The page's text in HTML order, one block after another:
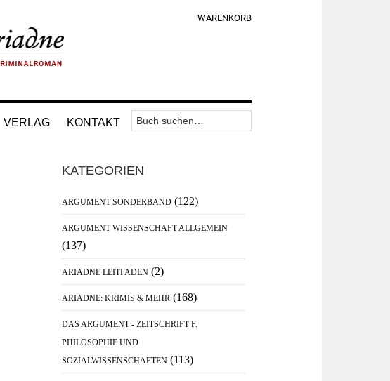
WARENKORB
VERLAG KONTAKT
Nav
Area
Suchen
nach:
Haupt-
Sidebar
KATEGORIEN
ARGUMENT SONDERBAND (122)
ARGUMENT WISSENSCHAFT ALLGEMEIN
(137)
ARIADNE LEITFADEN (2)
ARIADNE: KRIMIS & MEHR (168)
DAS ARGUMENT - ZEITSCHRIFT F.
PHILOSOPHIE UND
SOZIALWISSENSCHAFTEN (113)